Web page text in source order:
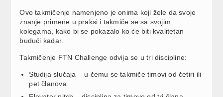
Ovo takmičenje namenjeno je onima koji žele da svoje
znanje primene u praksi i takmiče se sa svojim
kolegama, kako bi se pokazalo ko će biti kvalitetan
budući kadar.
Takmičenje FTN Challenge odvija se u tri discipline:
Studija slučaja – u čemu se takmiče timovi od četiri ili
pet članova